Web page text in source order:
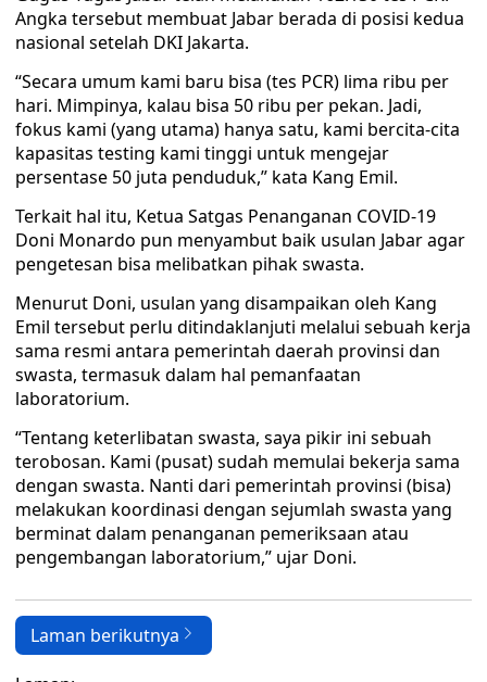
Angka tersebut membuat Jabar berada di posisi kedua
nasional setelah DKI Jakarta.
“Secara umum kami baru bisa (tes PCR) lima ribu per
hari. Mimpinya, kalau bisa 50 ribu per pekan. Jadi,
fokus kami (yang utama) hanya satu, kami bercita-cita
kapasitas testing kami tinggi untuk mengejar
persentase 50 juta penduduk,” kata Kang Emil.
Terkait hal itu, Ketua Satgas Penanganan COVID-19
Doni Monardo pun menyambut baik usulan Jabar agar
pengetesan bisa melibatkan pihak swasta.
Menurut Doni, usulan yang disampaikan oleh Kang
Emil tersebut perlu ditindaklanjuti melalui sebuah kerja
sama resmi antara pemerintah daerah provinsi dan
swasta, termasuk dalam hal pemanfaatan
laboratorium.
“Tentang keterlibatan swasta, saya pikir ini sebuah
terobosan. Kami (pusat) sudah memulai bekerja sama
dengan swasta. Nanti dari pemerintah provinsi (bisa)
melakukan koordinasi dengan sejumlah swasta yang
berminat dalam penanganan pemeriksaan atau
pengembangan laboratorium,” ujar Doni.
Laman berikutnya